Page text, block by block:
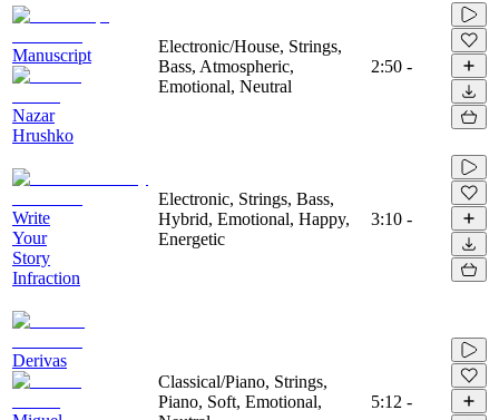
Manuscript
Nazar
Hrushko
Electronic/House, Strings,
Bass, Atmospheric,
Emotional, Neutral
2:50 -
Write
Your
Story
Infraction
Electronic, Strings, Bass,
Hybrid, Emotional, Happy,
Energetic
3:10 -
Derivas
Classical/Piano, Strings,
Piano, Soft, Emotional,
5:12 -